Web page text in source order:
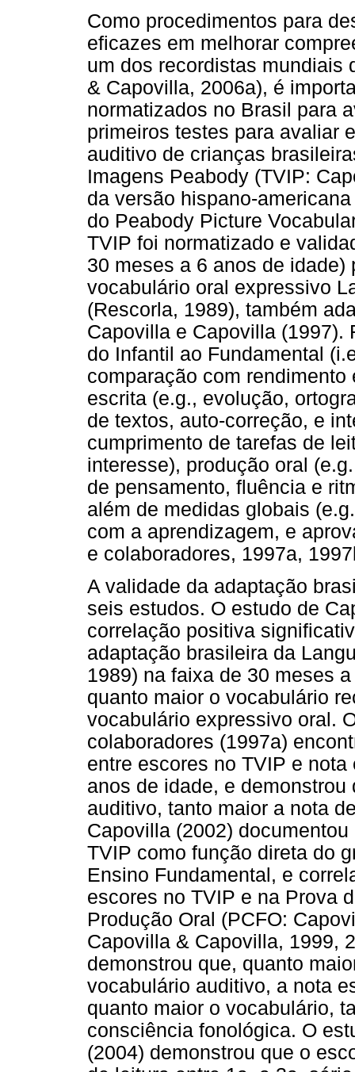
Como procedimentos para
eficazes em melhorar
um dos recordistas mundiais
& Capovilla, 2006a), é
normatizados no Brasil para
primeiros testes para avaliar
auditivo de crianças
Imagens Peabody (TVIP:
da versão hispano-
do Peabody Picture
TVIP foi normatizado e
30 meses a 6 anos de
vocabulário oral expressivo
(Rescorla, 1989), também
Capovilla e Capovilla (1997).
do Infantil ao Fundamental
comparação com
escrita (e.g., evolução,
de textos, auto-correção, e
cumprimento de tarefas de
interesse), produção oral
de pensamento, fluência e
além de medidas globais
com a aprendizagem, e
e colaboradores, 1997a,
A validade da adaptação
seis estudos. O estudo de
correlação positiva
adaptação brasileira da
1989) na faixa de 30 meses
quanto maior o vocabulário
vocabulário expressivo oral.
colaboradores (1997a)
entre escores no TVIP e
anos de idade, e
auditivo, tanto maior a nota
Capovilla (2002)
TVIP como função direta do
Ensino Fundamental, e
escores no TVIP e na Prova
Produção Oral (PCFO:
Capovilla & Capovilla, 1999,
demonstrou que, quanto
vocabulário auditivo, a nota
quanto maior o vocabulário,
consciência fonológica. O
(2004) demonstrou que o